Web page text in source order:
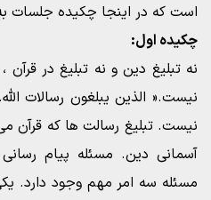
است که در اینجا چکیده جلسات
چکیده اول:
نه تبلیغ دین و نه تبلیغ در
نیست.« الذین یبلغون رسالات
نیست. تبلیغ رسالت ها که قرآن
آسمانی دین. مسئله پیام
مسئله سه امر مهم وجود دارد.